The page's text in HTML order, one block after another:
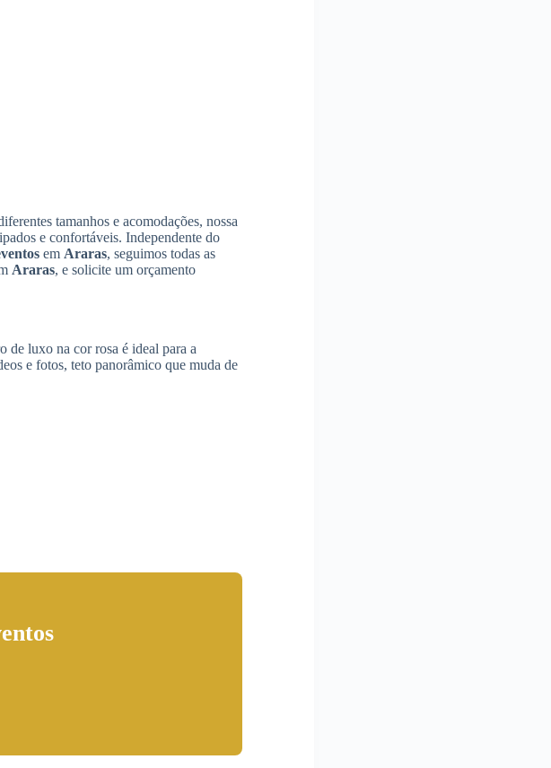
tamanhos e acomodações, nossa
e confortáveis. Independente do
em Araras, seguimos todas as
Araras, e solicite um orçamento
de luxo na cor rosa é ideal para a
e fotos, teto panorâmico que muda de